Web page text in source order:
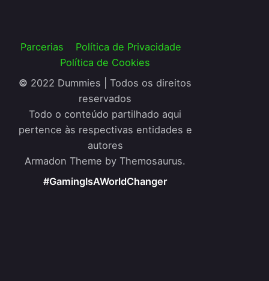
Parcerias
Política de Privacidade
Política de Cookies
© 2022 Dummies | Todos os direitos
reservados
Todo o conteúdo partilhado aqui
pertence às respectivas entidades e
autores
Armadon Theme by Themosaurus.
#GamingIsAWorldChanger